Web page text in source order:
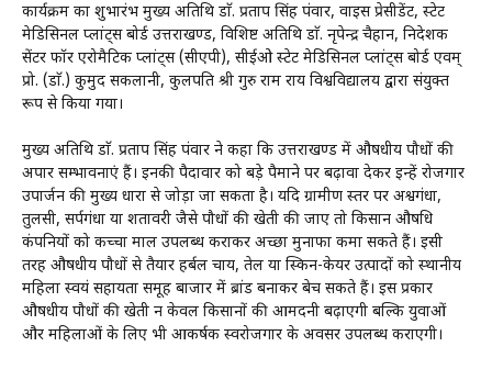
कार्यक्रम का शुभारंभ मुख्य अतिथि डाॅ. प्रताप सिंह पंवार, वाइस प्रेसीडेंट, स्टेट
मेडिसिनल प्लांट्स बोर्ड उत्तराखण्ड, विशिष्ट अतिथि डाॅ. नृपेन्द्र चैहान, निदेशक
सेंटर फॉर एरोमैटिक प्लांट्स (सीएपी), सीईओ स्टेट मेडिसिनल प्लांट्स बोर्ड एवम्
प्रो. (डाॅ.) कुमुद सकलानी, कुलपति श्री गुरु राम राय विश्वविद्यालय द्वारा संयुक्त
रूप से किया गया।
मुख्य अतिथि डाॅ. प्रताप सिंह पंवार ने कहा कि उत्तराखण्ड में औषधीय पौधों की
अपार सम्भावनाएं हैं। इनकी पैदावार को बड़े पैमाने पर बढ़ावा देकर इन्हें रोजगार
उपार्जन की मुख्य धारा से जोड़ा जा सकता है। यदि ग्रामीण स्तर पर अश्वगंधा,
तुलसी, सर्पगंधा या शतावरी जैसे पौधों की खेती की जाए तो किसान औषधि
कंपनियों को कच्चा माल उपलब्ध कराकर अच्छा मुनाफा कमा सकते हैं। इसी
तरह औषधीय पौधों से तैयार हर्बल चाय, तेल या स्किन-केयर उत्पादों को स्थानीय
महिला स्वयं सहायता समूह बाजार में ब्रांड बनाकर बेच सकते हैं। इस प्रकार
औषधीय पौधों की खेती न केवल किसानों की आमदनी बढ़ाएगी बल्कि युवाओं
और महिलाओं के लिए भी आकर्षक स्वरोजगार के अवसर उपलब्ध कराएगी।